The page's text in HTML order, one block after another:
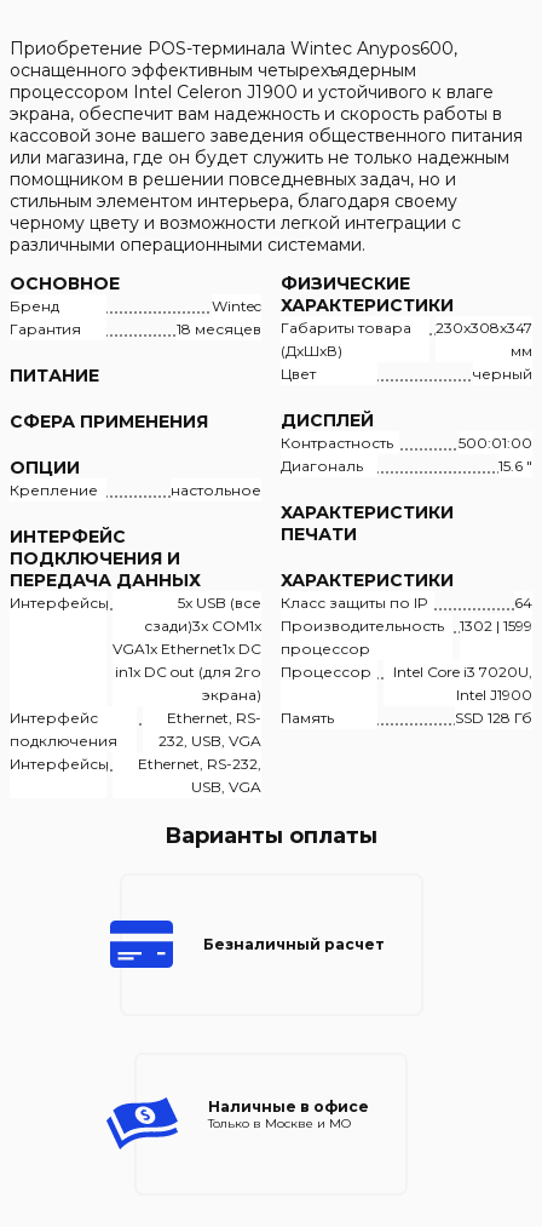
Приобретение POS-терминала Wintec Anypos600,
оснащенного эффективным четырехъядерным
процессором Intel Celeron J1900 и устойчивого к влаге
экрана, обеспечит вам надежность и скорость работы в
кассовой зоне вашего заведения общественного питания
или магазина, где он будет служить не только надежным
помощником в решении повседневных задач, но и
стильным элементом интерьера, благодаря своему
черному цвету и возможности легкой интеграции с
различными операционными системами.
ОСНОВНОЕ
Бренд
Wintec
Гарантия
18 месяцев
ПИТАНИЕ
СФЕРА ПРИМЕНЕНИЯ
ОПЦИИ
Крепление настольное
ИНТЕРФЕЙС
ПОДКЛЮЧЕНИЯ И
ПЕРЕДАЧА ДАННЫХ
Интерфейсы
5x USB (все
сзади)3x COM1x
VGA1x Ethernet1x DC
in1x DC out (для 2го
экрана)
Интерфейс
подключения
Ethernet, RS-
232, USB, VGA
Интерфейсы
Ethernet, RS-232,
USB, VGA
ФИЗИЧЕСКИЕ
ХАРАКТЕРИСТИКИ
Габариты товара
(ДxШxВ)
230x308x347
мм
Цвет
черный
ДИСПЛЕЙ
Контрастность
500:01:00
Диагональ
15.6 "
ХАРАКТЕРИСТИКИ
ПЕЧАТИ
ХАРАКТЕРИСТИКИ
Класс защиты по IP
64
Производительность
процессор
1302 | 1599
Процессор
Intel Core i3 7020U,
Intel J1900
Память
SSD 128 Гб
Варианты оплаты
Безналичный расчет
Наличные в офисе
Только в Москве и МО